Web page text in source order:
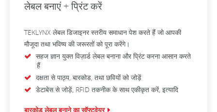
लेबल बनाएं + प्रिंट करें
TEKLYNX लेबल डिजाइनर स्तरीय समाधान पेश करते हैं जो आपकी
मौजूदा तथा भविष्य की जरूरतों को पूरा करेंगे।
सहज ज्ञान युक्त विज़ार्ड लेबल बनाना और प्रिंट करना आसान करते
हैं
दक्षता से पाठ्य, बारकोड, तथा छवियों को जोड़ें
डेटाबेस से जोड़ें, RFID तकनीक के साथ एकीकृत करें, इत्यादि
बारकोड लेबल बनाने का सॉफ्टवेयर